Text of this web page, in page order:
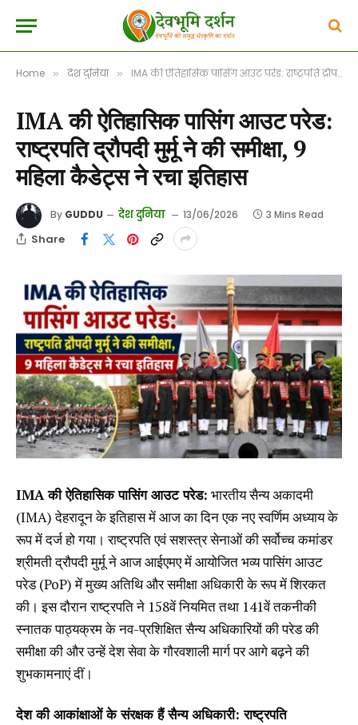
Home » देश दुनिया » IMA की ऐतिहासिक पासिंग आउट परेड: राष्ट्रपति द्रौपदी मुर्मू ने की समीक्षा, 9 महिला कैडेट्स ने रचा इतिहास
IMA की ऐतिहासिक पासिंग आउट परेड:
राष्ट्रपति द्रौपदी मुर्मू ने की समीक्षा, 9
महिला कैडेट्स ने रचा इतिहास
By GUDDU देश दुनिया 13/06/2026 3 Mins Read
Share
IMA की ऐतिहासिक पासिंग आउट परेड: भारतीय सैन्य अकादमी
(IMA) देहरादून के इतिहास में आज का दिन एक नए स्वर्णिम अध्याय के
रूप में दर्ज हो गया। राष्ट्रपति एवं सशस्त्र सेनाओं की सर्वोच्च कमांडर
श्रीमती द्रौपदी मुर्मू ने आज आईएमए में आयोजित भव्य पासिंग आउट
परेड (PoP) में मुख्य अतिथि और समीक्षा अधिकारी के रूप में शिरकत
की। इस दौरान राष्ट्रपति ने 158वें नियमित तथा 141वें तकनीकी
स्नातक पाठ्यक्रम के नव-प्रशिक्षित सैन्य अधिकारियों की परेड की
समीक्षा की और उन्हें देश सेवा के गौरवशाली मार्ग पर आगे बढ़ने की
शुभकामनाएं दीं।
देश की आकांक्षाओं के संरक्षक हैं सैन्य अधिकारी: राष्ट्रपति